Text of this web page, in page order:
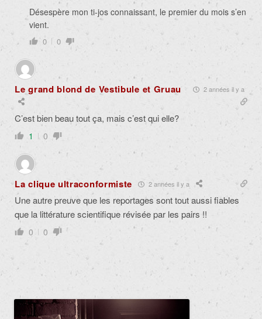
Désespère mon ti-jos connaissant, le premier du mois s’en
vient.
0 0
Le grand blond de Vestibule et Gruau 2 années il y a
C’est bien beau tout ça, mais c’est qui elle?
1 0
La clique ultraconformiste 2 années il y a
Une autre preuve que les reportages sont tout aussi fiables
que la littérature scientifique révisée par les pairs !!
0 0